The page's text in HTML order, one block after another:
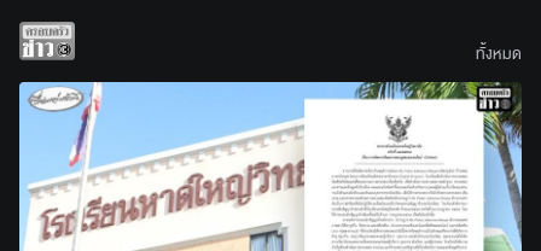
ทั้งหมด